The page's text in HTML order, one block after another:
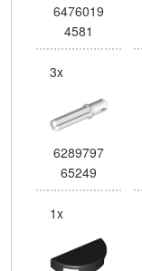
6476019
4581
3x
6289797
65249
1x